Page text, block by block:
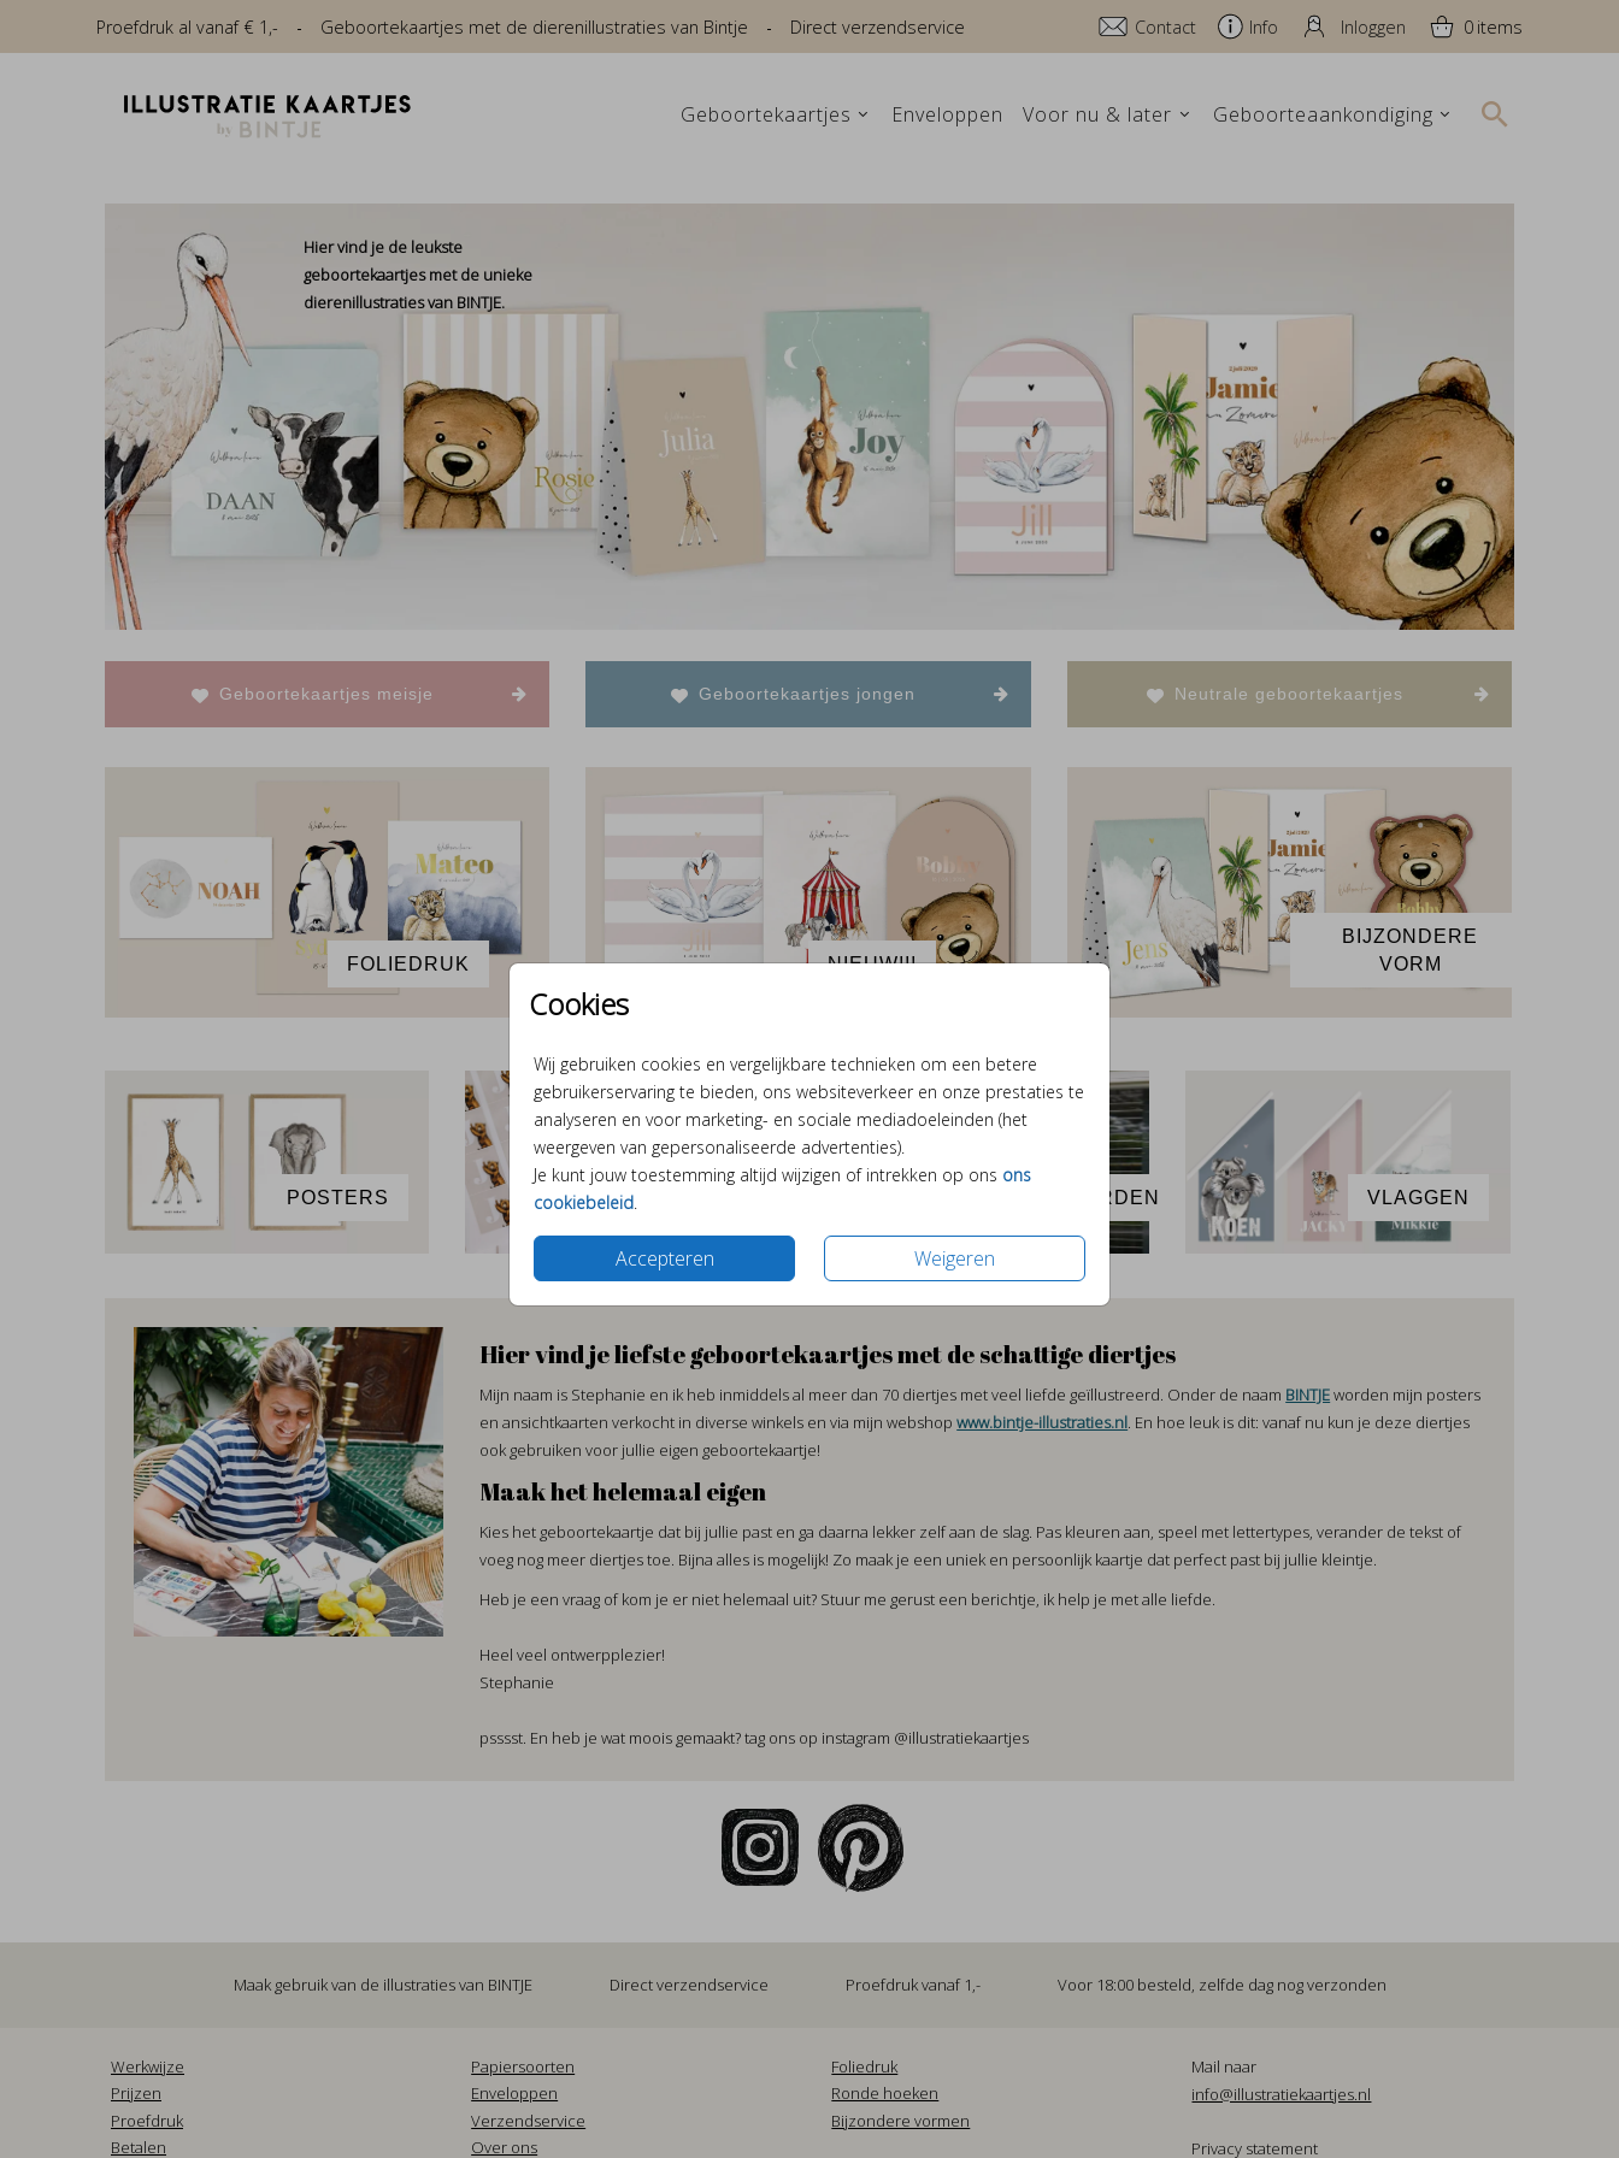
Proefdruk al vanaf € 1,- Geboortekaartjes met de dierenillustraties van Bintje Direct verzendservice Contact Info Inloggen 0
Geboortekaartjes Enveloppen Voor nu & later Geboorteaankondiging
Cookies
Wij gebruiken cookies en vergelijkbare technieken om een betere
gebruikerservaring te bieden, ons websiteverkeer en onze prestaties te
analyseren en voor marketing- en sociale mediadoeleinden (het
weergeven van gepersonaliseerde advertenties).
Je kunt jouw toestemming altijd wijzigen of intrekken op ons ons
cookiebeleid
Accepteren Weigeren
Hier vind je de leukste
geboortekaartjes met de unieke
dierenillustraties van BINTJE.
Geboortekaartjes meisje Geboortekaartjes jongen Neutrale geboortekaartjes
FOLIEDRUK NIEUW!!!
BIJZONDERE
VORM
POSTERS RAAMBORDEN VLAGGEN
Hier vind je liefste geboortekaartjes met de schattige diertjes
Mijn naam is Stephanie en ik heb inmiddels al meer dan 70 diertjes met veel liefde geïllustreerd. Onder de naam BINTJEworden mijn posters
en ansichtkaarten verkocht in diverse winkels en via mijn webshopwww.bintje-illustraties.nl . En hoe leuk is dit: vanaf nu kun je deze diertjes
ook gebruiken voor jullie eigen geboortekaartje!
Maak het helemaal eigen
Kies het geboortekaartje dat bij jullie past en ga daarna lekker zelf aan de slag. Pas kleuren aan, speel met lettertypes, verander de tekst of
voeg nog meer diertjes toe. Bijna alles is mogelijk! Zo maak je een uniek en persoonlijk kaartje dat perfect past bij jullie kleintje.
Heb je een vraag of kom je er niet helemaal uit? Stuur me gerust een berichtje , ik help je met alle liefde.
Heel veel ontwerpplezier!
Stephanie
psssst. En heb je wat moois gemaakt? tag ons op instagram @illustratiekaartjes
Maak gebruik van de illustraties van BINTJE Direct verzendservice Proefdruk vanaf 1,- Voor 18:00 besteld, zelfde dag nog verzonden
Werkwijze
Prijzen
Proefdruk
Betalen
Papiersoorten
Enveloppen
Verzendservice
Over ons
Foliedruk
Ronde hoeken
Bijzondere vormen
Mail naar
info@illustratiekaartjes.nl
Privacy statement